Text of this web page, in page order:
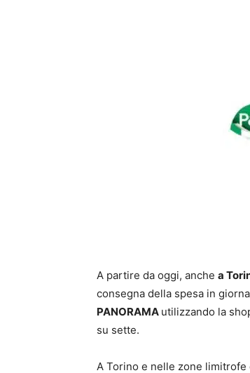
A partire da oggi, anche a
consegna della spesa in
PANORAMA utilizzando la
su sette.
A Torino e nelle zone